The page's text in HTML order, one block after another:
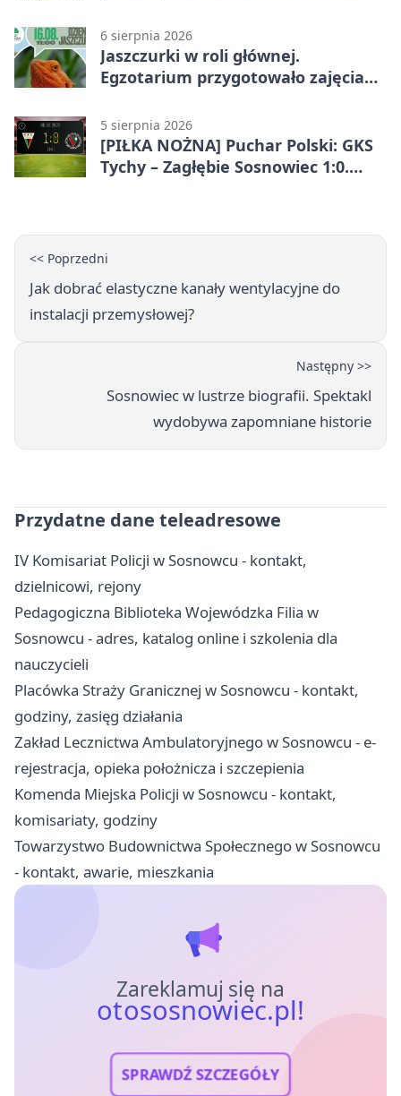
6 sierpnia 2026
Jaszczurki w roli głównej.
Egzotarium przygotowało zajęcia
5 sierpnia 2026
[PIŁKA NOŻNA] Puchar Polski: GKS
Tychy – Zagłębie Sosnowiec 1:0.
<< Poprzedni
Jak dobrać elastyczne kanały wentylacyjne do
instalacji przemysłowej?
Następny >>
Sosnowiec w lustrze biografii. Spektakl
wydobywa zapomniane historie
Przydatne dane teleadresowe
IV Komisariat Policji w Sosnowcu - kontakt,
dzielnicowi, rejony
Pedagogiczna Biblioteka Wojewódzka Filia w
Sosnowcu - adres, katalog online i szkolenia dla
nauczycieli
Placówka Straży Granicznej w Sosnowcu - kontakt,
godziny, zasięg działania
Zakład Lecznictwa Ambulatoryjnego w Sosnowcu - e-
rejestracja, opieka położnicza i szczepienia
Komenda Miejska Policji w Sosnowcu - kontakt,
komisariaty, godziny
Towarzystwo Budownictwa Społecznego w Sosnowcu
- kontakt, awarie, mieszkania
Zareklamuj się na
otososnowiec.pl!
SPRAWDŹ SZCZEGÓŁY